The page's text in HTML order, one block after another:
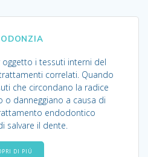
oggetto i tessuti interni del
correlati. Quando
che circondano la radice
o danneggiano a causa di
endodontico
salvare il dente.
DI PIÚ